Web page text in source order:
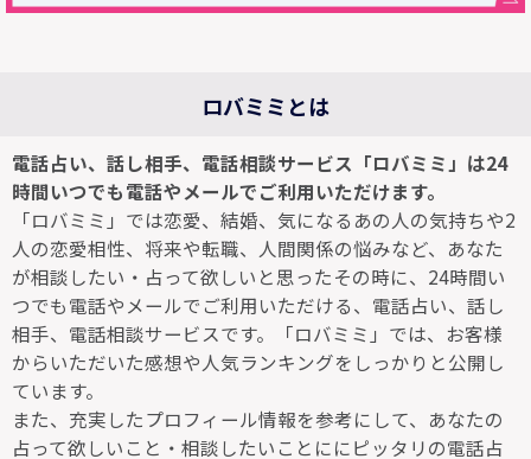
ロバミミとは
電話占い、話し相手、電話相談サービス「ロバミミ」は24
時間いつでも電話やメールでご利用いただけます。
「ロバミミ」では恋愛、結婚、気になるあの人の気持ちや2
人の恋愛相性、将来や転職、人間関係の悩みなど、あなた
が相談したい・占って欲しいと思ったその時に、24時間い
つでも電話やメールでご利用いただける、電話占い、話し
相手、電話相談サービスです。「ロバミミ」では、お客様
からいただいた感想や人気ランキングをしっかりと公開し
ています。
また、充実したプロフィール情報を参考にして、あなたの
占って欲しいこと・相談したいことににピッタリの電話占